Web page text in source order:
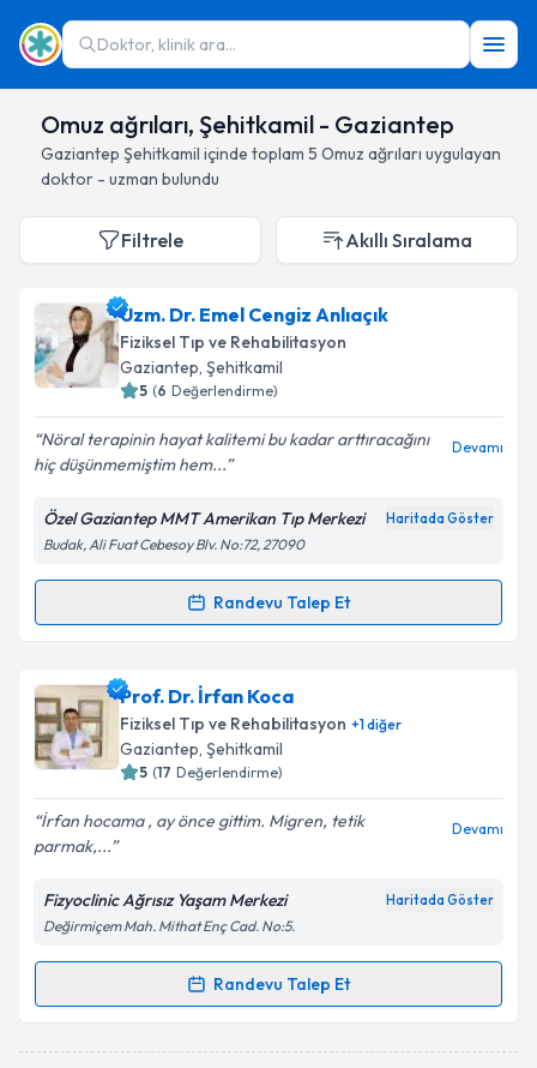
Doktor, klinik ara...
Omuz ağrıları, Şehitkamil - Gaziantep
Gaziantep Şehitkamil içinde toplam 5 Omuz ağrıları uygulayan
doktor - uzman bulundu
Filtrele Akıllı Sıralama
Uzm. Dr. Emel Cengiz Anlıaçık
Fiziksel Tıp ve Rehabilitasyon
Gaziantep, Şehitkamil
5 (6 Değerlendirme)
Nöral terapinin hayat kalitemi bu kadar arttıracağını
hiç düşünmemiştim hem...
Devamı
Özel Gaziantep MMT Amerikan Tıp Merkezi Haritada Göster
Budak, Ali Fuat Cebesoy Blv. No:72, 27090
Randevu Talep Et
Randevu Takvimi Talebi
Uzm. Dr. Emel Cengiz Anlıaçık
talebi oluşturun. Size bu uzmandan randevu almanız
için bir takvim hazırlandığında e-posta ile
bilgilendireceğiz.
E-posta Adresiniz
Kişisel verilerimin işlenmesine ilişkin
Metni'ni okudum ve kişisel verilerimin belirtilen
kapsamda işlenmesini kabul ediyorum.
Takvim Talebini Gönder
Prof. Dr. İrfan Koca
Fiziksel Tıp ve Rehabilitasyon +1diğer
Gaziantep, Şehitkamil
5 (17 Değerlendirme)
İrfan hocama , ay önce gittim. Migren, tetik
parmak,...
Devamı
Fizyoclinic Ağrısız Yaşam Merkezi Haritada Göster
Değirmiçem Mah. Mithat Enç Cad. No:5.
Randevu Talep Et
Randevu Takvimi Talebi